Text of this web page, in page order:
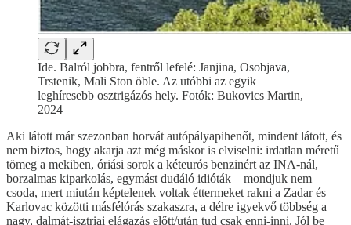
Ide. Balról jobbra, fentről lefelé: Janjina, Osobjava,
Trstenik, Mali Ston öble. Az utóbbi az egyik
leghíresebb osztrigázós hely. Fotók: Bukovics Martin,
2024
Aki látott már szezonban horvát autópályapihenőt, mindent látott, és
nem biztos, hogy akarja azt még máskor is elviselni: irdatlan méretű
tömeg a mekiben, óriási sorok a kéteurós benzinért az INA-nál,
borzalmas kiparkolás, egymást dudáló idióták – mondjuk nem
csoda, mert miután képtelenek voltak éttermeket rakni a Zadar és
Karlovac közötti másfélórás szakaszra, a délre igyekvő többség a
nagy, dalmát-isztriai elágazás előtt/után tud csak enni-inni. Jól be